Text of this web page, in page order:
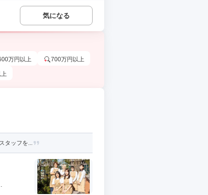
気になる
万円以上 700万円以上
タッフを...